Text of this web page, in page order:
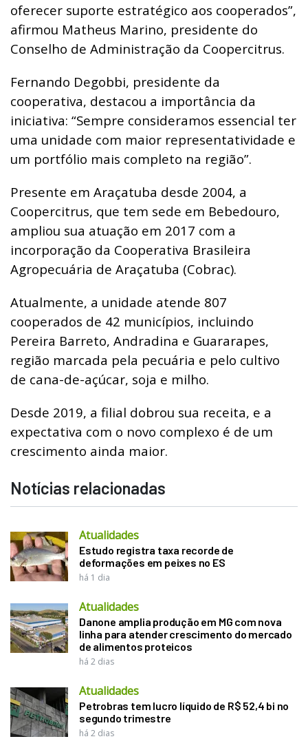
oferecer suporte estratégico aos cooperados”,
afirmou Matheus Marino, presidente do
Conselho de Administração da Coopercitrus.
Fernando Degobbi, presidente da
cooperativa, destacou a importância da
iniciativa: “Sempre consideramos essencial ter
uma unidade com maior representatividade e
um portfólio mais completo na região”.
Presente em Araçatuba desde 2004, a
Coopercitrus, que tem sede em Bebedouro,
ampliou sua atuação em 2017 com a
incorporação da Cooperativa Brasileira
Agropecuária de Araçatuba (Cobrac).
Atualmente, a unidade atende 807
cooperados de 42 municípios, incluindo
Pereira Barreto, Andradina e Guararapes,
região marcada pela pecuária e pelo cultivo
de cana-de-açúcar, soja e milho.
Desde 2019, a filial dobrou sua receita, e a
expectativa com o novo complexo é de um
crescimento ainda maior.
Notícias relacionadas
Atualidades
Estudo registra taxa recorde de
deformações em peixes no ES
há 1 dia
Atualidades
Danone amplia produção em MG com nova
linha para atender crescimento do mercado
de alimentos proteicos
há 2 dias
Atualidades
Petrobras tem lucro líquido de R$ 52,4 bi no
segundo trimestre
há 2 dias